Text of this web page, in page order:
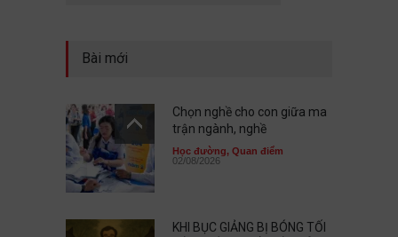
Bài mới
Chọn nghề cho con giữa ma
trận ngành, nghề
Học đường, Quan điểm
02/08/2026
KHI BỤC GIẢNG BỊ BÓNG TỐI